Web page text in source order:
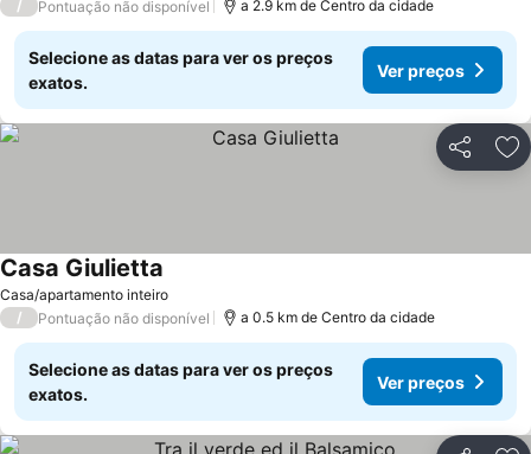
/ Pontuação não disponível a 2.9 km de Centro da cidade
Selecione as datas para ver os preços
exatos.
Ver preços
Partilhar
Casa/apartamento inteiro
Casa Giulietta
/ Pontuação não disponível a 0.5 km de Centro da cidade
Selecione as datas para ver os preços
exatos.
Ver preços